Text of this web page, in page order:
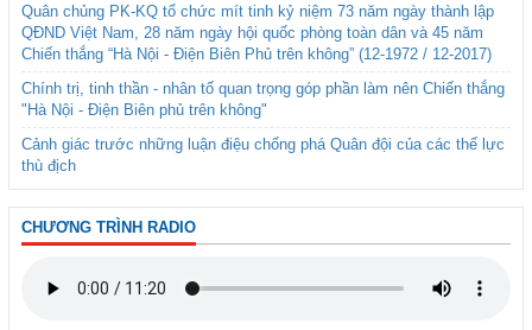
Quân chủng PK-KQ tổ chức mít tinh kỷ niệm 73 năm ngày thành lập
QĐND Việt Nam, 28 năm ngày hội quốc phòng toàn dân và 45 năm
Chiến thắng “Hà Nội - Điện Biên Phủ trên không” (12-1972 / 12-2017)
Chính trị, tinh thần - nhân tố quan trọng góp phần làm nên Chiến thắng
"Hà Nội - Điện Biên phủ trên không"
Cảnh giác trước những luận điệu chống phá Quân đội của các thế lực
thù địch
CHƯƠNG TRÌNH RADIO